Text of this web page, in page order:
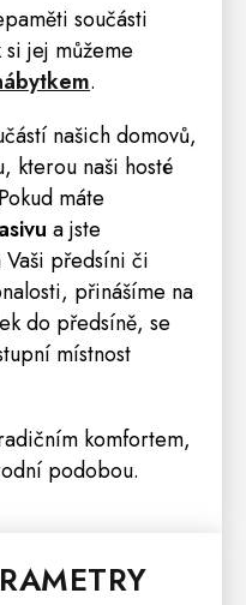
součásti
si jej můžeme
.
našich domovů,
kterou naši hosté
máte
a jste
předsíni či
přinášíme na
do předsíně, se
místnost
komfortem,
podobou.